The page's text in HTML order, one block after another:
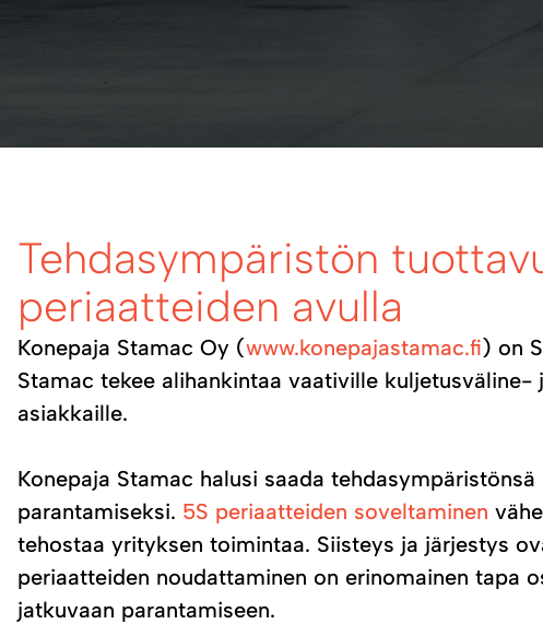
Tehdasympäristön
periaatteiden avulla
Konepaja Stamac Oy (www.konepajastamac.fi) on
Stamac tekee alihankintaa vaativille kuljetusväline-
asiakkaille.
Konepaja Stamac halusi saada
parantamiseksi. 5S periaatteiden soveltaminen
tehostaa yrityksen toimintaa. Siisteys ja järjestys
periaatteiden noudattaminen on erinomainen tapa
jatkuvaan parantamiseen.